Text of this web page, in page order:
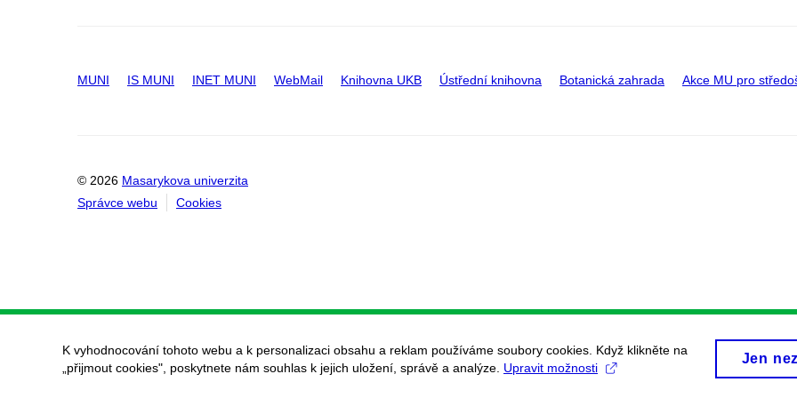
MUNI IS MUNI INET MUNI WebMail Knihovna UKB Ústřední knihovna Botanická zahrada Akce MU pro
© 2026 Masarykova univerzita
Správce webu
Cookies
K vyhodnocování tohoto webu a k personalizaci obsahu a reklam používáme soubory cookies. Když klikněte na
„přijmout cookies", poskytnete nám souhlas k jejich uložení, správě a analýze. Upravit možnosti
Jen